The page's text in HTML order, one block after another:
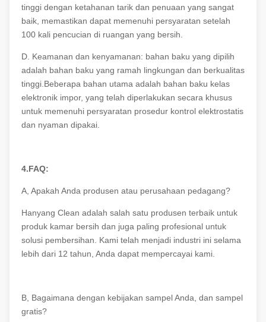
tinggi dengan ketahanan tarik dan penuaan yang sangat
baik, memastikan dapat memenuhi persyaratan setelah
100 kali pencucian di ruangan yang bersih.
D. Keamanan dan kenyamanan: bahan baku yang dipilih
adalah bahan baku yang ramah lingkungan dan berkualitas
tinggi.Beberapa bahan utama adalah bahan baku kelas
elektronik impor, yang telah diperlakukan secara khusus
untuk memenuhi persyaratan prosedur kontrol elektrostatis
dan nyaman dipakai.
4.FAQ:
A, Apakah Anda produsen atau perusahaan pedagang?
Hanyang Clean adalah salah satu produsen terbaik untuk
produk kamar bersih dan juga paling profesional untuk
solusi pembersihan. Kami telah menjadi industri ini selama
lebih dari 12 tahun, Anda dapat mempercayai kami.
B, Bagaimana dengan kebijakan sampel Anda, dan sampel
gratis?